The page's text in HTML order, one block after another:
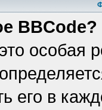
BBCode?
особая
его в